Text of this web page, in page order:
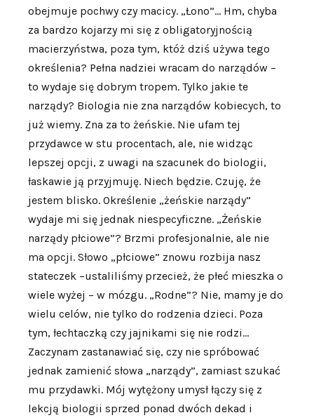
obejmuje pochwy czy macicy. „Łono”… Hm, chyba
za bardzo kojarzy mi się z obligatoryjnością
macierzyństwa, poza tym, któż dziś używa tego
określenia? Pełna nadziei wracam do narządów –
to wydaje się dobrym tropem. Tylko jakie te
narządy? Biologia nie zna narządów kobiecych, to
już wiemy. Zna za to żeńskie. Nie ufam tej
przydawce w stu procentach, ale, nie widząc
lepszej opcji, z uwagi na szacunek do biologii,
łaskawie ją przyjmuję. Niech będzie. Czuję, że
jestem blisko. Określenie „żeńskie narządy”
wydaje mi się jednak niespecyficzne. „Żeńskie
narządy płciowe”? Brzmi profesjonalnie, ale nie
ma opcji. Słowo „płciowe” znowu rozbija nasz
stateczek –ustaliliśmy przecież, że płeć mieszka o
wiele wyżej – w mózgu. „Rodne”? Nie, mamy je do
wielu celów, nie tylko do rodzenia dzieci. Poza
tym, łechtaczką czy jajnikami się nie rodzi…
Zaczynam zastanawiać się, czy nie spróbować
jednak zamienić słowa „narządy”, zamiast szukać
mu przydawki. Mój wytężony umysł łączy się z
lekcją biologii sprzed ponad dwóch dekad i